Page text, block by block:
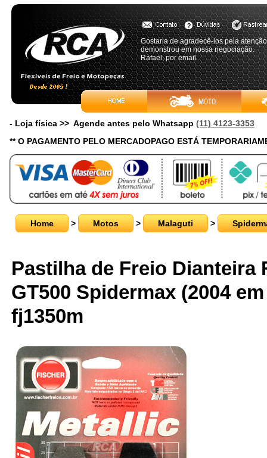
Gostaria de agradecê-los pela
demonstrou em nossa negociação.
Rafael, por email
- Loja física >> Agende antes pelo Whatsapp (11) 4123-3353
** O PAGAMENTO PELO MERCADOPAGO ESTÁ
Home > Motos > Malaguti >
Pastilha de Freio Dianteira
GT500 Spidermax (2004
fj1350m